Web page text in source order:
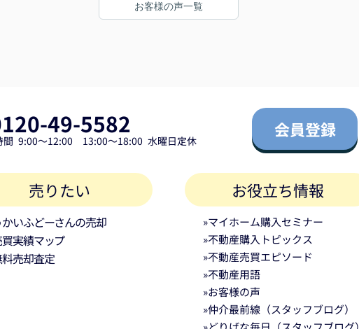
いただき大変感謝しております。本当にありが
とうございました。（2026/7）
お客様の声一覧
49-5582
間 9:00～12:00 13:00～18:00 水曜日定休
会員登録
売りたい
かいふどーさんの売却
買実績マップ
料売却査定
お役立ち情報
»マイホーム購入セミナー
»不動産購入トピックス
»不動産売買エピソード
»不動産用語
»お客様の声
»仲介最前線（スタッフブログ）